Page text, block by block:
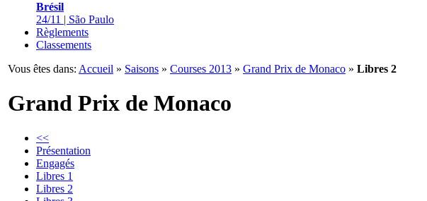
Brésil
24/11 | São Paulo
Règlements
Classements
Vous êtes dans: Accueil » Saisons » Courses 2013 » Grand Prix de Monaco » Libres 2
Grand Prix de Monaco
<<
Présentation
Engagés
Libres 1
Libres 2